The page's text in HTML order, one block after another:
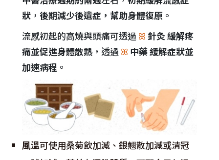
狀 ， 後期減少後遺症，幫助身體復原 。
流感初起的高燒與頭痛可透過 ꕤ 針灸 緩解疼
痛並促進身體散熱 ，透過 ꕤ 中藥 緩解症狀並
加速病程。
風溫可使用桑菊飲加減、銀翹散加減或清冠